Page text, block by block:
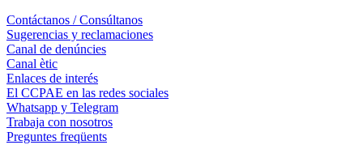
Contáctanos / Consúltanos
Sugerencias y reclamaciones
Canal de denúncies
Canal ètic
Enlaces de interés
El CCPAE en las redes sociales
Whatsapp y Telegram
Trabaja con nosotros
Preguntes freqüents